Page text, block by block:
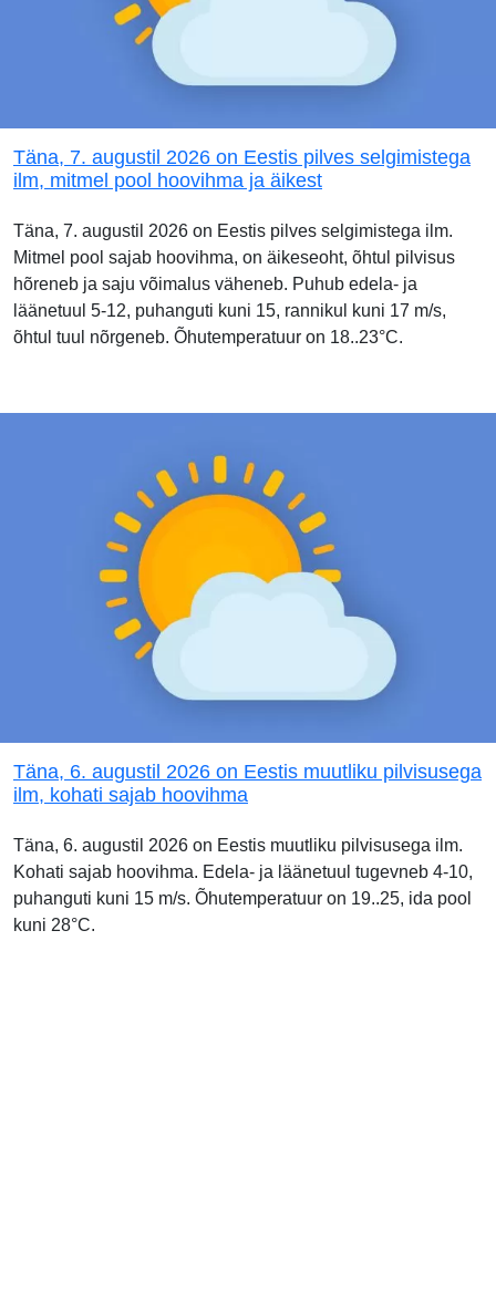
Täna, 7. augustil 2026 on Eestis pilves selgimistega
ilm, mitmel pool hoovihma ja äikest
Täna, 7. augustil 2026 on Eestis pilves selgimistega ilm.
Mitmel pool sajab hoovihma, on äikeseoht, õhtul pilvisus
hõreneb ja saju võimalus väheneb. Puhub edela- ja
läänetuul 5-12, puhanguti kuni 15, rannikul kuni 17 m/s,
õhtul tuul nõrgeneb. Õhutemperatuur on 18..23°C.
Täna, 6. augustil 2026 on Eestis muutliku pilvisusega
ilm, kohati sajab hoovihma
Täna, 6. augustil 2026 on Eestis muutliku pilvisusega ilm.
Kohati sajab hoovihma. Edela- ja läänetuul tugevneb 4-10,
puhanguti kuni 15 m/s. Õhutemperatuur on 19..25, ida pool
kuni 28°C.